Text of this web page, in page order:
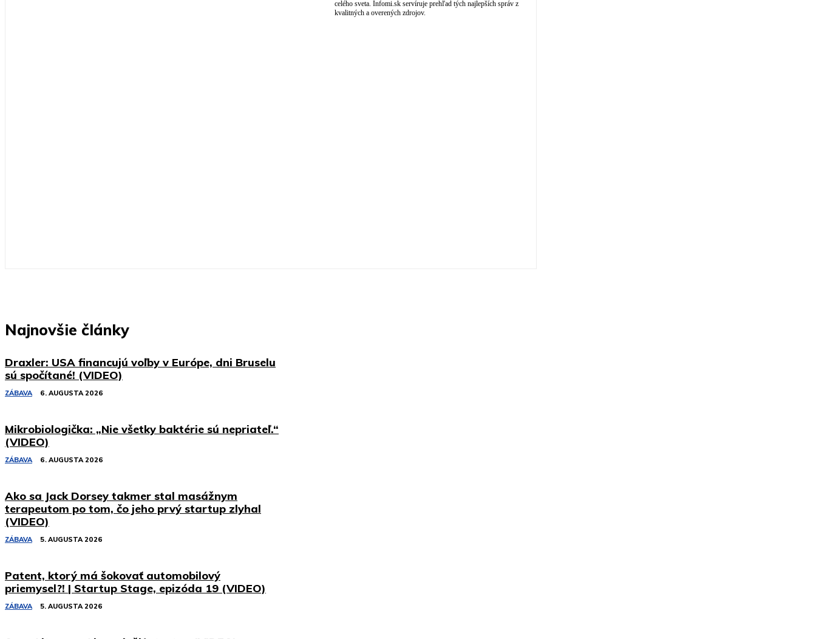
celého sveta. Infomi.sk servíruje prehľad tých najlepších správ z
kvalitných a overených zdrojov.
Najnovšie články
Draxler: USA financujú voľby v Európe, dni Bruselu
sú spočítané! (VIDEO)
ZÁBAVA 6. AUGUSTA 2026
Mikrobiologička: „Nie všetky baktérie sú nepriateľ.“
(VIDEO)
ZÁBAVA 6. AUGUSTA 2026
Ako sa Jack Dorsey takmer stal masážnym
terapeutom po tom, čo jeho prvý startup zlyhal
(VIDEO)
ZÁBAVA 5. AUGUSTA 2026
Patent, ktorý má šokovať automobilový
priemysel?! | Startup Stage, epizóda 19 (VIDEO)
ZÁBAVA 5. AUGUSTA 2026